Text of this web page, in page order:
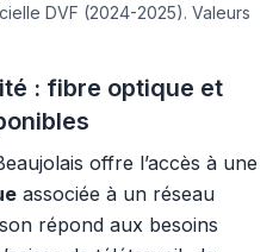
DVF (2024-2025). Valeurs
: fibre optique et
offre l’accès à une
associée à un réseau
répond aux besoins